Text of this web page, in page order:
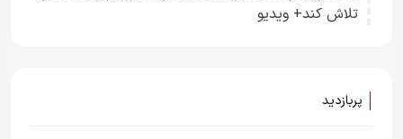
تلاش کند+ ویدیو
پربازدید